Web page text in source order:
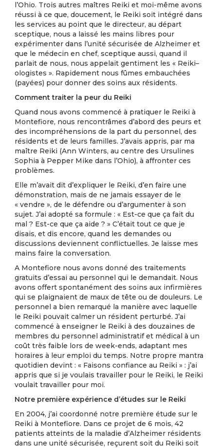
l’Ohio. Trois autres maîtres Reiki et moi-même avons
réussi à ce que, doucement, le Reiki soit intégré dans
les services au point que le directeur, au départ
sceptique, nous a laissé les mains libres pour
expérimenter dans l’unité sécurisée de Alzheimer et
que le médecin en chef, sceptique aussi, quand il
parlait de nous, nous appelait gentiment les « Reiki–
ologistes ». Rapidement nous fûmes embauchées
(payées) pour donner des soins aux résidents.
Comment traiter la peur du Reiki
Quand nous avons commencé à pratiquer le Reiki à
Montefiore, nous rencontrâmes d’abord des peurs et
des incompréhensions de la part du personnel, des
résidents et de leurs familles. J’avais appris, par ma
maître Reiki (Ann Winters, au centre des Ursulines
Sophia à Pepper Mike dans l’Ohio), à affronter ces
problèmes.
Elle m’avait dit d’expliquer le Reiki, d’en faire une
démonstration, mais de ne jamais essayer de le
« vendre », de le défendre ou d’argumenter à son
sujet. J’ai adopté sa formule : « Est-ce que ça fait du
mal ? Est-ce que ça aide ? » C’était tout ce que je
disais, et dis encore, quand les demandes ou
discussions deviennent conflictuelles. Je laisse mes
mains faire la conversation.
A Montefiore nous avons donné des traitements
gratuits d’essai au personnel qui le demandait. Nous
avons offert spontanément des soins aux infirmières
qui se plaignaient de maux de tête ou de douleurs. Le
personnel a bien remarqué la manière avec laquelle
le Reiki pouvait calmer un résident perturbé. J’ai
commencé à enseigner le Reiki à des douzaines de
membres du personnel administratif et médical à un
coût très faible lors de week-ends, adaptant mes
horaires à leur emploi du temps. Notre propre mantra
quotidien devint : « Faisons confiance au Reiki » : j’ai
appris que si je voulais travailler pour le Reiki, le Reiki
voulait travailler pour moi.
Notre première expérience d’études sur le Reiki
En 2004, j’ai coordonné notre première étude sur le
Reiki à Montefiore. Dans ce projet de 6 mois, 42
patients atteints de la maladie d’Alzheimer résidents
dans une unité sécurisée, reçurent soit du Reiki soit